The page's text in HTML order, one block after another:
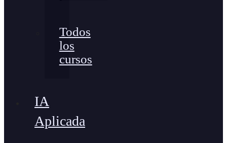
Todos
los
cursos
IA
Aplicada